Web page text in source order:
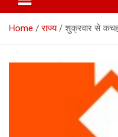
News,
Hindi
Home राज्य शुक्रवार से